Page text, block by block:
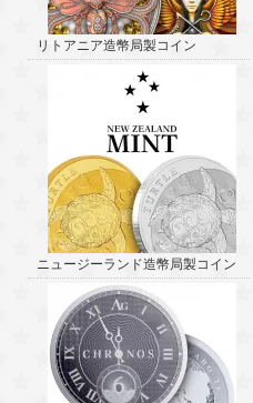
リトアニア造幣局製コイン
ニュージーランド造幣局製コイン